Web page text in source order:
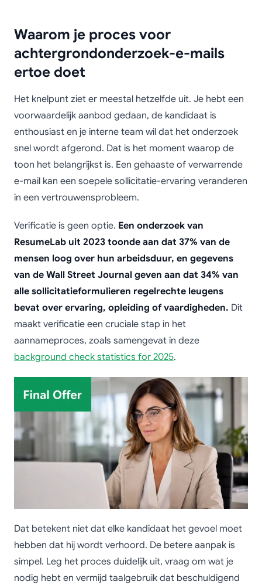
Waarom je proces voor
achtergrondonderzoek-e-mails
ertoe doet
Het knelpunt ziet er meestal hetzelfde uit. Je hebt een
voorwaardelijk aanbod gedaan, de kandidaat is
enthousiast en je interne team wil dat het onderzoek
snel wordt afgerond. Dat is het moment waarop de
toon het belangrijkst is. Een gehaaste of verwarrende
e-mail kan een soepele sollicitatie-ervaring veranderen
in een vertrouwensprobleem.
Verificatie is geen optie. Een onderzoek van
ResumeLab uit 2023 toonde aan dat 37% van de
mensen loog over hun arbeidsduur, en gegevens
van de Wall Street Journal geven aan dat 34% van
alle sollicitatieformulieren regelrechte leugens
bevat over ervaring, opleiding of vaardigheden. Dit
maakt verificatie een cruciale stap in het
aannameproces, zoals samengevat in deze
background check statistics for 2025.
Dat betekent niet dat elke kandidaat het gevoel moet
hebben dat hij wordt verhoord. De betere aanpak is
simpel. Leg het proces duidelijk uit, vraag om wat je
nodig hebt en vermijd taalgebruik dat beschuldigend